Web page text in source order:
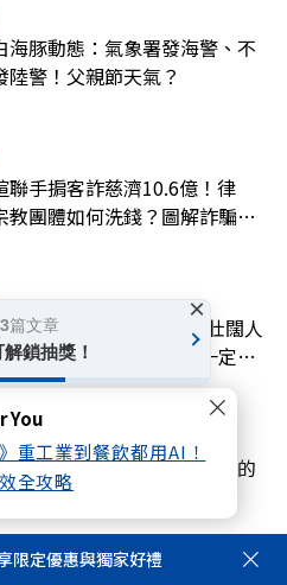
You
重工業到餐飲都用AI！
全攻略
海豚動態：氣象署發海警、不
陸警！父親節天氣？
聯手掮客詐慈濟10.6億！律
教團體如何洗錢？圖解詐騙關
希均教授》 書寫90歲的壯闊人
希均：自求多福、自己一定要
明的歸宿，報國書生高希均的
：和平幸福
限定優惠與獨家好禮
篇文章
鎖抽獎！
×